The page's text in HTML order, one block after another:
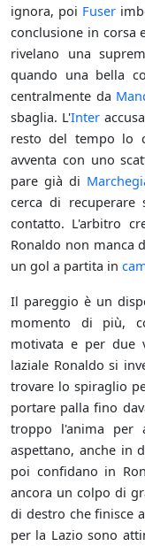
ignora, poi Fuser
conclusione in corsa
rivelano una
quando una bella
centralmente da
sbaglia. L'Inter
resto del tempo lo
avventa con uno
pare già di
cerca di
contatto. L'arbitro
Ronaldo non manca
un gol a partita in
Il pareggio è un
momento di più,
motivata e per due
laziale Ronaldo si
trovare lo spiraglio
portare palla fino
troppo l'anima per
aspettano, anche in
poi confidano in
ancora un colpo di
di destro che finisce
per la Lazio sono